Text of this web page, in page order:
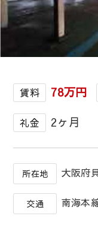
賃料 78万円
礼金 2ヶ月
所在地 大阪府
交通 南海本